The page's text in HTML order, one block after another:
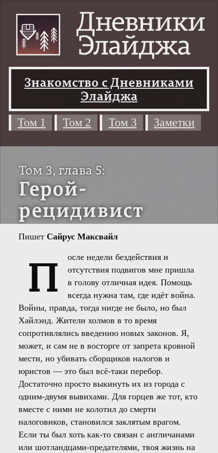
Знакомство с Дневниками
Элайджа
Том 1 Том 2 Том 3 Заметки
Том 3, глава 5:
Герой-
рецидивист
Пишет Сайрус Максвайл
П
осле недели бездействия и
отсутствия подвигов мне пришла
в голову отличная идея. Помощь
всегда нужна там, где идёт война.
Войны, правда, тогда нигде не было, но был
Хайлэнд. Жители холмов в то время
сопротивлялись введению новых законов. Я,
может, и сам не в восторге от запрета кровной
мести, но убивать сборщиков налогов и
юристов — это был всё-таки перебор.
Достаточно просто выкинуть их из города с
одним-двумя вывихами. Для горцев же тот, кто
вместе с ними не колотил до смерти
налоговиков, становился заклятым врагом.
Если ты был хоть как-то связан с англичанами
или шотландцами-предателями, твоя жизнь на